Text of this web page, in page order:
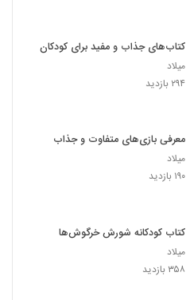
کتاب‌های جذاب و مفید برای کودکان
میلاد
۲۹۴ بازدید
معرفی بازی‌های متفاوت و جذاب
میلاد
۱۹۰ بازدید
کتاب کودکانه شورش خرگوش‌ها
میلاد
۳۵۸ بازدید